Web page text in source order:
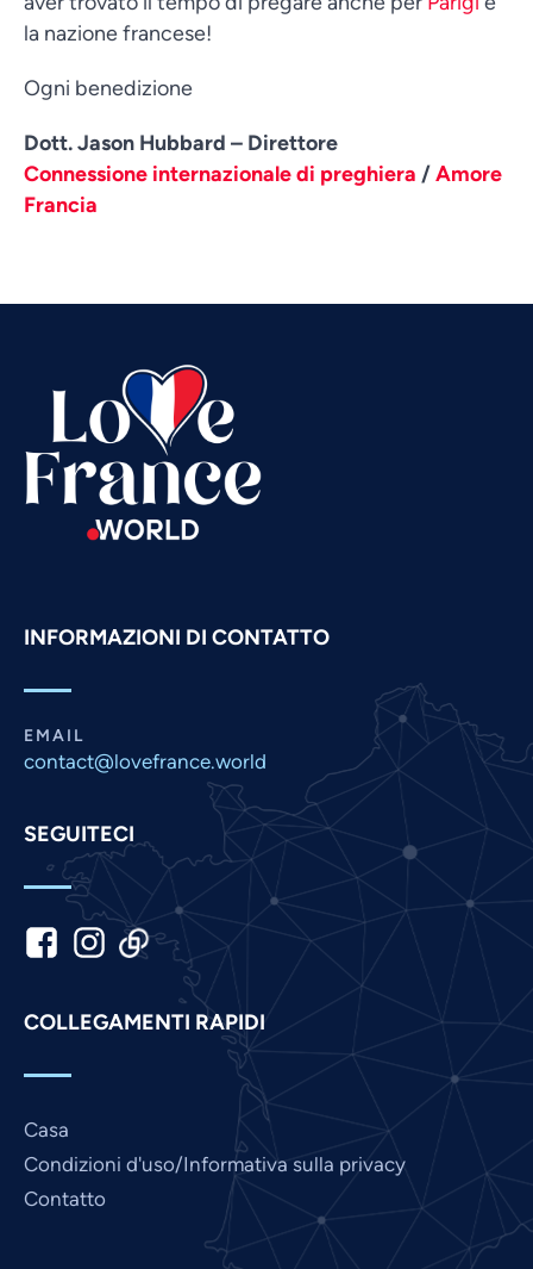
la nazione francese!
Ogni benedizione
Dott. Jason Hubbard – Direttore
Connessione internazionale di preghiera /Amore
Francia
INFORMAZIONI DI CONTATTO
EMAIL
contact@lovefrance.world
SEGUITECI
COLLEGAMENTI RAPIDI
Casa
Condizioni d'uso/Informativa sulla privacy
Contatto
Finnish
Japanese
Kannada
Khmer
Malay
Marathi
Nepali
Vietnamese